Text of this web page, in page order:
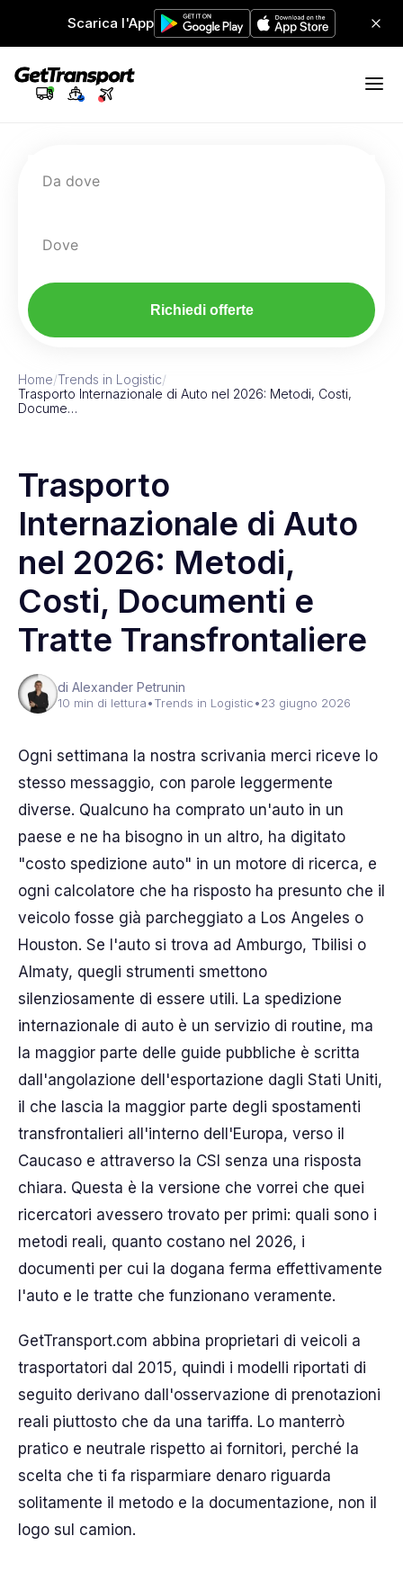
Scarica l'App
Da dove
Dove
Richiedi offerte
Home/Trends in Logistic/
Trasporto Internazionale di Auto nel 2026: Metodi, Costi,
Docume…
Trasporto
Internazionale di Auto
nel 2026: Metodi,
Costi, Documenti e
Tratte Transfrontaliere
di Alexander Petrunin
10 min di lettura•Trends in Logistic•23 giugno 2026
Ogni settimana la nostra scrivania merci riceve lo
stesso messaggio, con parole leggermente
diverse. Qualcuno ha comprato un'auto in un
paese e ne ha bisogno in un altro, ha digitato
"costo spedizione auto" in un motore di ricerca, e
ogni calcolatore che ha risposto ha presunto che il
veicolo fosse già parcheggiato a Los Angeles o
Houston. Se l'auto si trova ad Amburgo, Tbilisi o
Almaty, quegli strumenti smettono
silenziosamente di essere utili. La spedizione
internazionale di auto è un servizio di routine, ma
la maggior parte delle guide pubbliche è scritta
dall'angolazione dell'esportazione dagli Stati Uniti,
il che lascia la maggior parte degli spostamenti
transfrontalieri all'interno dell'Europa, verso il
Caucaso e attraverso la CSI senza una risposta
chiara. Questa è la versione che vorrei che quei
ricercatori avessero trovato per primi: quali sono i
metodi reali, quanto costano nel 2026, i
documenti per cui la dogana ferma effettivamente
l'auto e le tratte che funzionano veramente.
GetTransport.com abbina proprietari di veicoli a
trasportatori dal 2015, quindi i modelli riportati di
seguito derivano dall'osservazione di prenotazioni
reali piuttosto che da una tariffa. Lo manterrò
pratico e neutrale rispetto ai fornitori, perché la
scelta che ti fa risparmiare denaro riguarda
solitamente il metodo e la documentazione, non il
logo sul camion.